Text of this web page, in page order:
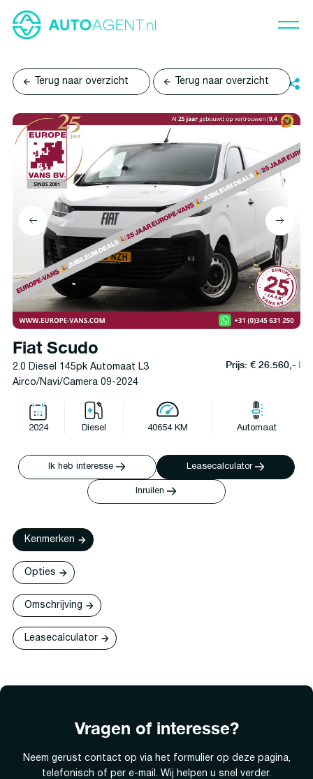
Terug naar overzicht Terug naar overzicht
Fiat Scudo
2.0 Diesel 145pk Automaat L3
Airco/Navi/Camera 09-2024
Prijs: € 26.560,-l
2024 Diesel 40654 KM Automaat
Ik heb interesse Leasecalculator
Inruilen
Kenmerken
Opties
Omschrijving
Leasecalculator
Vragen of interesse?
Neem gerust contact op via het formulier op deze pagina,
telefonisch of per e-mail. Wij helpen u snel verder.